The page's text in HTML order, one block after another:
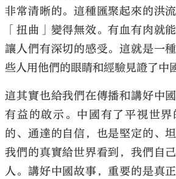
非常清晰的。這種匯聚起來的洪
「扭曲」變得無效。有血有肉就
讓人們有深切的感受。這就是一
些人用他們的眼睛和經驗見證了中
這其實也給我們在傳播和講好中
有益的啟示。中國有了平視世
的、通達的自信，也是堅定的、
我們的真實給世界看到，我們自
人。講好中國故事，重要的是真